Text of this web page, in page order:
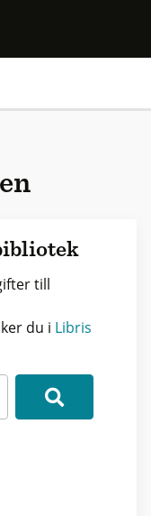
till
du i Libris